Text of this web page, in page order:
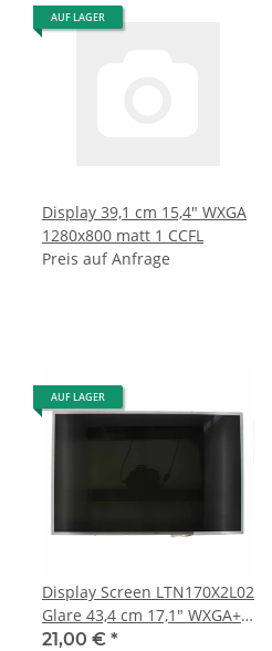
AUF LAGER
Display 39,1 cm 15,4" WXGA
1280x800 matt 1 CCFL
Preis auf Anfrage
AUF LAGER
Display Screen LTN170X2L02
Glare 43,4 cm 17,1" WXGA+
1440x900 1 CCFL TFT
21,00 € *